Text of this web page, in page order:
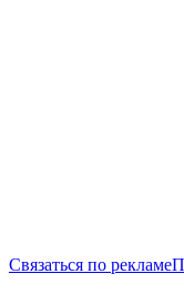
Связаться по рекламе